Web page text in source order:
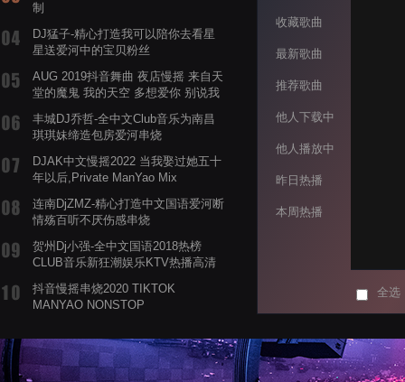
制
DJ猛子-精心打造我可以陪你去看星
星送爱河中的宝贝粉丝
AUG 2019抖音舞曲 夜店慢摇 来自天
堂的魔鬼 我的天空 多想爱你 别说我
丰城DJ乔哲-全中文Club音乐为南昌
琪琪妹缔造包房爱河串烧
DJAK中文慢摇2022 当我娶过她五十
年以后,Private ManYao Mix
连南DjZMZ-精心打造中文国语爱河断
情殇百听不厌伤感串烧
贺州Dj小强-全中文国语2018热榜
CLUB音乐新狂潮娱乐KTV热播高清
抖音慢摇串烧2020 TIKTOK
MANYAO NONSTOP
蝉爸爸妈妈爱存在夏天的风是想你的
声音啊
收藏歌曲
最新歌曲
推荐歌曲
他人下载中
他人播放中
昨日热播
本周热播
全选